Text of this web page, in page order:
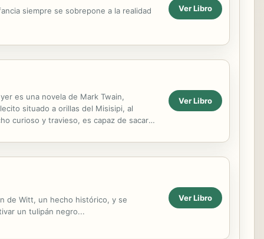
siempre se sobrepone a la realidad Ver Libro
es una novela de Mark Twain,
situado a orillas del Misisipi, al
curioso y travieso, es capaz de sacar
Ver Libro
de Witt, un hecho histórico, y se
un tulipán negro...
Ver Libro